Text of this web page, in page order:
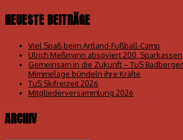
NEUESTE BEITRÄGE
Viel Spaß beim Artland-Fußball-Camp
Ulrich Meßmann absoviert 200.
Gemeinsam in die Zukunft – TuS
Mimmelage bündeln ihre Kräfte
TuS Skifreizeit 2026
Mitgliederversammlung 2026
ARCHIV